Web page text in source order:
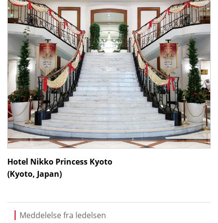
Hotel Nikko Princess Kyoto
(Kyoto, Japan)
Meddelelse fra ledelsen